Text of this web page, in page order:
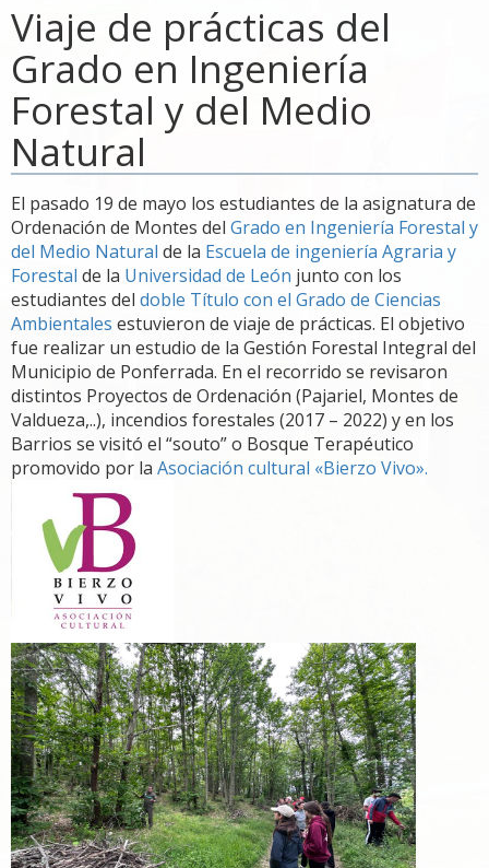
Viaje de prácticas del
Grado en Ingeniería
Forestal y del Medio
Natural
El pasado 19 de mayo los estudiantes de la asignatura de
Ordenación de Montes del Grado en Ingeniería Forestal y
del Medio Natural de la Escuela de ingeniería Agraria y
Forestal de la Universidad de León junto con los
estudiantes del doble Título con el Grado de Ciencias
Ambientales estuvieron de viaje de prácticas. El objetivo
fue realizar un estudio de la Gestión Forestal Integral del
Municipio de Ponferrada. En el recorrido se revisaron
distintos Proyectos de Ordenación (Pajariel, Montes de
Valdueza,..), incendios forestales (2017 – 2022) y en los
Barrios se visitó el “souto” o Bosque Terapéutico
promovido por la Asociación cultural «Bierzo Vivo».